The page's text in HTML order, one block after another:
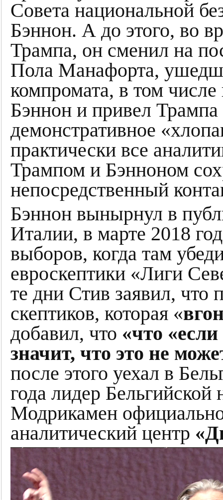
Совета национальной
Бэннон. А до этого, во
Трампа, он сменил на
Пола Манафорта,
компромата, в том
Бэннон и привел
демонстративное
практически все
Трампом и Бэнноном
непосредственный
Бэннон вынырнул в
Италии, в марте 2018
выборов, когда там
евроскептики «Лиги
те дни Стив заявил, что
скептиков, которая «
добавил, что «что «если
значит, что это не
после этого уехал в
года лидер
Модрикамен
аналитический центр